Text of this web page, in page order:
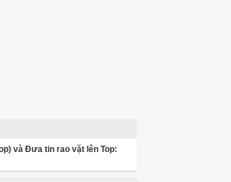
và Đưa tin rao vặt lên Top: